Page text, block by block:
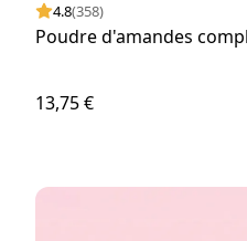
4.8(358)
Poudre d'amandes
13,75 €